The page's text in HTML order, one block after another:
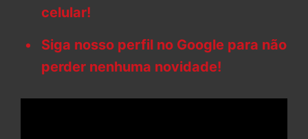
celular!
Siga nosso perfil no Google para não
perder nenhuma novidade!